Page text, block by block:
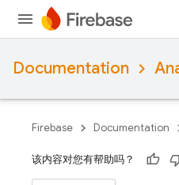
Documentation
Firebase Documentation
该内容对您有帮助吗？